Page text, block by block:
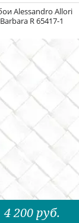
Alessandro Allori
Barbara R 65417-1
4 200руб.